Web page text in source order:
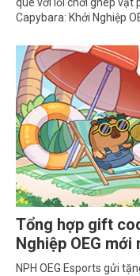
quê với lối chơi ghép vật
Capybara: Khởi Nghiệp
Tổng hợp gift
Nghiệp OEG
NPH OEG Esports gửi